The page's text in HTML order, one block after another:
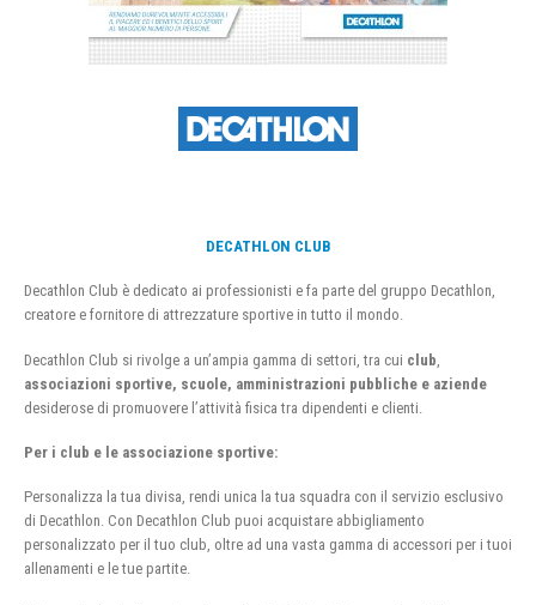
DECATHLON CLUB
Decathlon Club è dedicato ai professionisti e fa parte del gruppo Decathlon,
creatore e fornitore di attrezzature sportive in tutto il mondo.
Decathlon Club si rivolge a un’ampia gamma di settori, tra cui club
associazioni sportive, scuole, amministrazioni pubbliche e aziende
desiderose di promuovere l’attività fisica tra dipendenti e clienti.
Per i club e le associazione sportive:
Personalizza la tua divisa, rendi unica la tua squadra con il servizio esclusivo
di Decathlon. Con Decathlon Club puoi acquistare abbigliamento
personalizzato per il tuo club, oltre ad una vasta gamma di accessori per i tuoi
allenamenti e le tue partite.